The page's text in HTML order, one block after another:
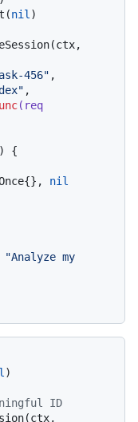
nil )
456" ,
,
(req
) {
nil
"Analyze my
)
ID